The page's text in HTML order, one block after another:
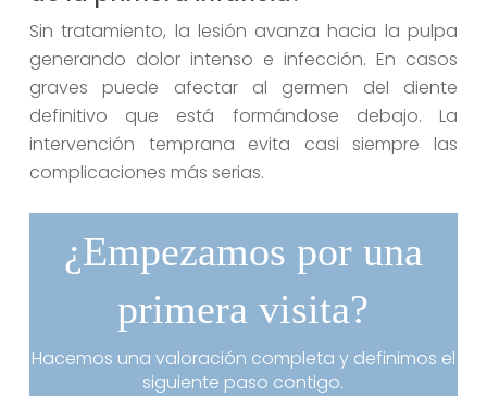
Sin tratamiento, la lesión avanza hacia la pulpa
generando dolor intenso e infección. En casos
graves puede afectar al germen del diente
definitivo que está formándose debajo. La
intervención temprana evita casi siempre las
complicaciones más serias.
¿Empezamos por una
primera visita?
Hacemos una valoración completa y definimos el
siguiente paso contigo.